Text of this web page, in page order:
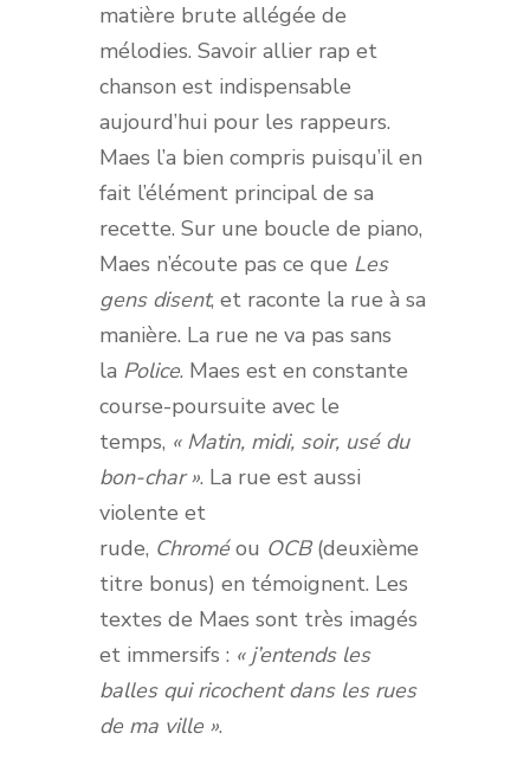
matière brute allégée de
mélodies. Savoir allier rap et
chanson est indispensable
aujourd’hui pour les rappeurs.
Maes l’a bien compris puisqu’il en
fait l’élément principal de sa
recette. Sur une boucle de piano,
Maes n’écoute pas ce que Les
gens disent, et raconte la rue à sa
manière. La rue ne va pas sans
la Police. Maes est en constante
course-poursuite avec le
temps, « Matin, midi, soir, usé du
bon-char ». La rue est aussi
violente et
rude, Chroméou OCB(deuxième
titre bonus) en témoignent. Les
textes de Maes sont très imagés
et immersifs : « j’entends les
balles qui ricochent dans les rues
de ma ville ».